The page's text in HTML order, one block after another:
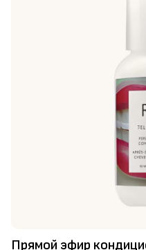
Прямой эфир